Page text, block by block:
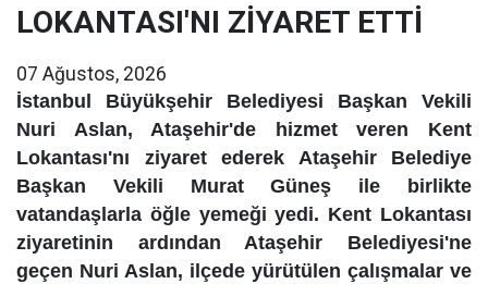
LOKANTASI'NI ZİYARET ETTİ
07 Ağustos, 2026
İstanbul Büyükşehir Belediyesi Başkan Vekili
Nuri Aslan, Ataşehir'de hizmet veren Kent
Lokantası'nı ziyaret ederek Ataşehir Belediye
Başkan Vekili Murat Güneş ile birlikte
vatandaşlarla öğle yemeği yedi. Kent Lokantası
ziyaretinin ardından Ataşehir Belediyesi'ne
geçen Nuri Aslan, ilçede yürütülen çalışmalar ve